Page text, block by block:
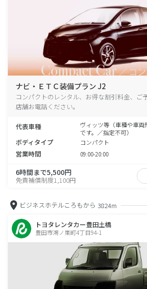
ナビ・ＥＴＣ装備プラン J2
コンパクトのレンタル、お得な割引料金、ご
店舗お電話ください。
代表車種
ヴィッツ等（車種や車両
です。／指定不可）
ボディタイプ コンパクト
営業時間 09:00-20:00
6時間まで5,500円
免責補償制度1,100円
ビジネスホテルころもから 3824m
トヨタレンタカー豊田土橋
豊田市鴻ノ巣町4丁目94-1